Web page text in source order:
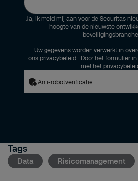
Ja, ik meld mij aan voor de Securitas
hoogte van de nieuwste
beveiligingsbranche.
Uw gegevens worden verwerkt in
ons privacybeleid
. Door het formulier
met het
Anti-robotverificatie
Tags
Data Risicomanagement